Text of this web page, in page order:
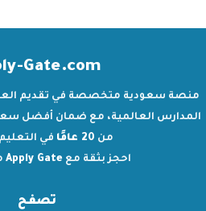
Gate.com
منصة سعودية متخصصة في تقديم
المدارس العالمية، مع ضمان أفضل سعر
من 20 عامًا
في
احجز بثقة مع Apply Gate
تصفح